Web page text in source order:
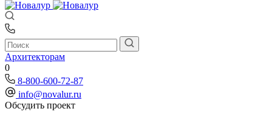
Архитекторам
0
8-800-600-72-87
info@novalur.ru
Обсудить проект